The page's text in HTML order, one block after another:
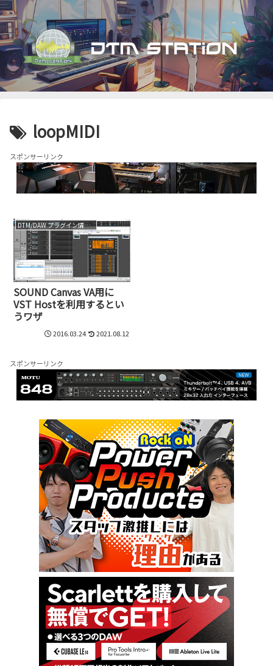
loopMIDI
スポンサーリンク
DTM/DAW プラグイン情報（VST AU AAX）
SOUND Canvas VA用に
VST Hostを利用するとい
うワザ
2016.03.24 2021.08.12
スポンサーリンク